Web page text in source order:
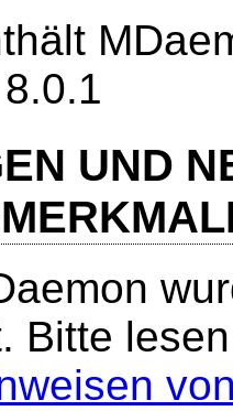
UND
Bitte